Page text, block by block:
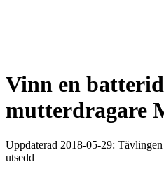
Vinn en
mutterdragare
Uppdaterad 2018-05-29:
utsedd